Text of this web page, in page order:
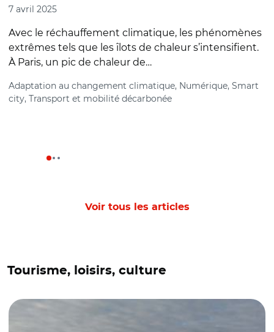
7 avril 2025
Avec le réchauffement climatique, les phénomènes
extrêmes tels que les îlots de chaleur s’intensifient.
À Paris, un pic de chaleur de…
Adaptation au changement climatique, Numérique, Smart
city, Transport et mobilité décarbonée
Voir tous les articles
Tourisme, loisirs, culture